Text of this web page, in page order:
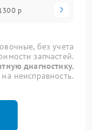
р
без учета
запчастей.
диагностику.
неисправность.